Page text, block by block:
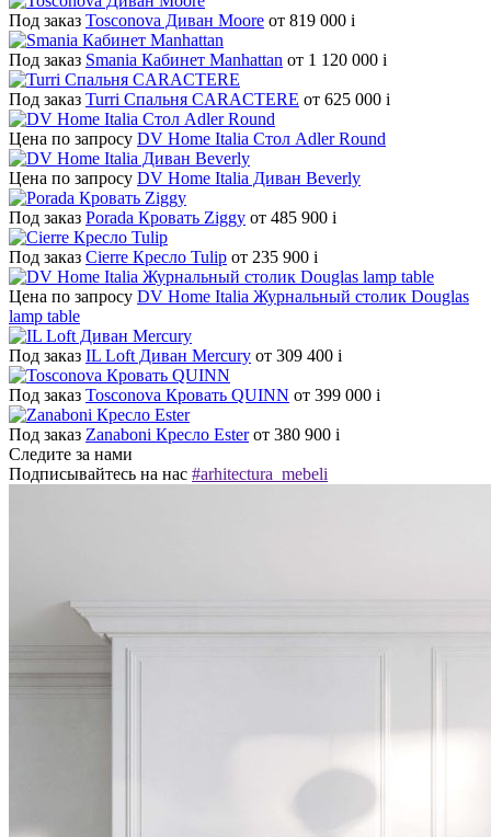
Под заказ Tosconova Диван Moore от 819 000 i
Под заказ Smania Кабинет Manhattan от 1 120 000 i
Под заказ Turri Спальня CARACTERE от 625 000 i
Цена по запросу DV Home Italia Стол Adler Round
Цена по запросу DV Home Italia Диван Beverly
Под заказ Porada Кровать Ziggy от 485 900 i
Под заказ Cierre Кресло Tulip от 235 900 i
Цена по запросу DV Home Italia Журнальный столик Douglas
lamp table
Под заказ IL Loft Диван Mercury от 309 400 i
Под заказ Tosconova Кровать QUINN от 399 000 i
Под заказ Zanaboni Кресло Ester от 380 900 i
Следите за нами
Подписывайтесь на нас #arhitectura_mebeli